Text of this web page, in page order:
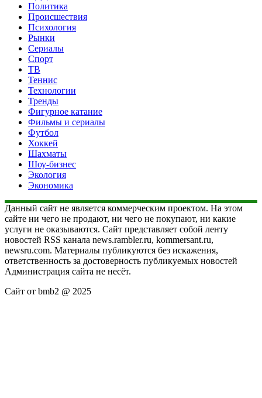
Политика
Происшествия
Психология
Рынки
Сериалы
Спорт
ТВ
Теннис
Технологии
Тренды
Фигурное катание
Фильмы и сериалы
Футбол
Хоккей
Шахматы
Шоу-бизнес
Экология
Экономика
Данный сайт не является коммерческим проектом. На этом
сайте ни чего не продают, ни чего не покупают, ни какие
услуги не оказываются. Сайт представляет собой ленту
новостей RSS канала news.rambler.ru, kommersant.ru,
newsru.com. Материалы публикуются без искажения,
ответственность за достоверность публикуемых новостей
Администрация сайта не несёт.
Сайт от bmb2 @ 2025